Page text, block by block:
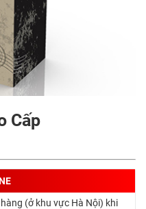
Cấp
(ở khu vực Hà Nội) khi